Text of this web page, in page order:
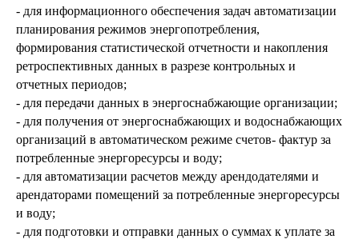
- для информационного обеспечения задач автоматизации
планирования режимов энергопотребления,
формирования статистической отчетности и накопления
ретроспективных данных в разрезе контрольных и
отчетных периодов;
- для передачи данных в энергоснабжающие организации;
- для получения от энергоснабжающих и водоснабжающих
организаций в автоматическом режиме счетов- фактур за
потребленные энергоресурсы и воду;
- для автоматизации расчетов между арендодателями и
арендаторами помещений за потребленные энергоресурсы
и воду;
- для подготовки и отправки данных о суммах к уплате за